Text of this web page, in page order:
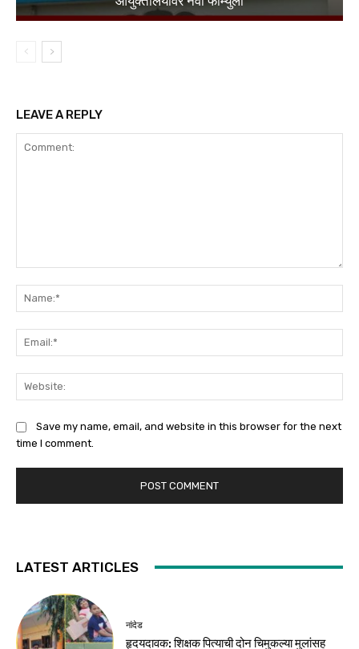
LEAVE A REPLY
Save my name, email, and website in this browser for the next
time I comment.
LATEST ARTICLES
नांदेड
हृदयदावक: शिक्षक पित्याची दोन चिमुकल्या मुलांसह